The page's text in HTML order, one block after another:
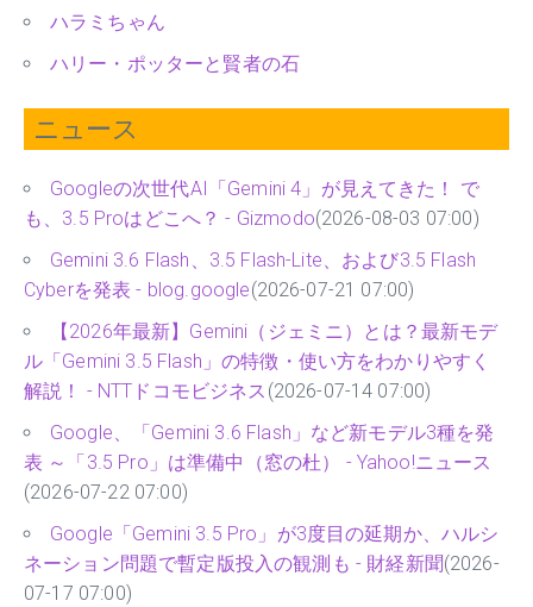
ハラミちゃん
ハリー・ポッターと賢者の石
ニュース
Googleの次世代AI「Gemini 4」が見えてきた！ で
も、3.5 Proはどこへ？ - Gizmodo(2026-08-03 07:00)
Gemini 3.6 Flash、3.5 Flash-Lite、および3.5 Flash
Cyber​​を発表 - blog.google(2026-07-21 07:00)
【2026年最新】Gemini（ジェミニ）とは？最新モデ
ル「Gemini 3.5 Flash」の特徴・使い方をわかりやすく
解説！ - NTTドコモビジネス (2026-07-14 07:00)
Google、「Gemini 3.6 Flash」など新モデル3種を発
表 ～「3.5 Pro」は準備中（窓の杜） - Yahoo!ニュース
(2026-07-22 07:00)
Google「Gemini 3.5 Pro」が3度目の延期か、ハルシ
ネーション問題で暫定版投入の観測も - 財経新聞(2026-
07-17 07:00)